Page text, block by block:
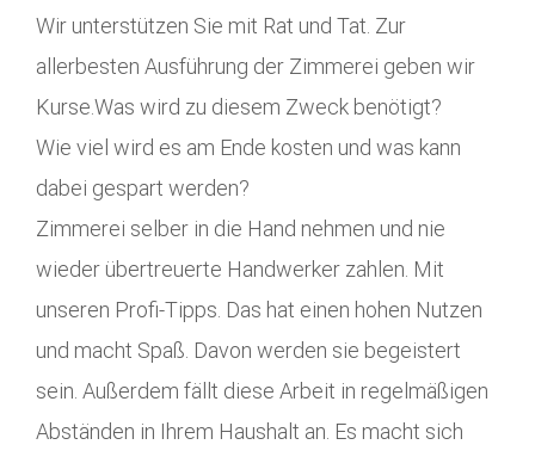
Wir unterstützen Sie mit Rat und Tat. Zur
allerbesten Ausführung der Zimmerei geben wir
Kurse.Was wird zu diesem Zweck benötigt?
Wie viel wird es am Ende kosten und was kann
dabei gespart werden?
Zimmerei selber in die Hand nehmen und nie
wieder übertreuerte Handwerker zahlen. Mit
unseren Profi-Tipps. Das hat einen hohen Nutzen
und macht Spaß. Davon werden sie begeistert
sein. Außerdem fällt diese Arbeit in regelmäßigen
Abständen in Ihrem Haushalt an. Es macht sich